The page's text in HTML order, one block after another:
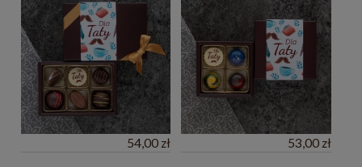
54,00 zł 53,00 zł